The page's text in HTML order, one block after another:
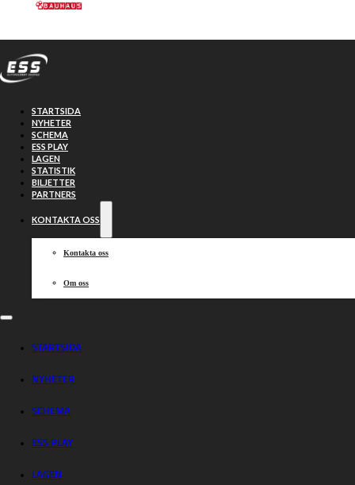
Hoppa till huvudinnehåll
STARTSIDA
NYHETER
SCHEMA
ESS PLAY
LAGEN
STATISTIK
BILJETTER
PARTNERS
KONTAKTA OSS
Kontakta oss
Om oss
STARTSIDA
NYHETER
SCHEMA
ESS PLAY
LAGEN
Västervik
Vargarna